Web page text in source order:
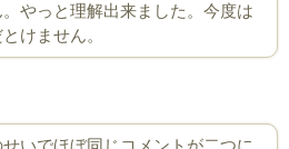
やっと理解出来ました。今度は
けません。
いでほぼ同じコメントが二つに